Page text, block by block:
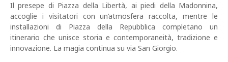
Il presepe di Piazza della Libertà, ai piedi della Madonnina,
accoglie i visitatori con un’atmosfera raccolta, mentre le
installazioni di Piazza della Repubblica completano un
itinerario che unisce storia e contemporaneità, tradizione e
innovazione. La magia continua su via San Giorgio.